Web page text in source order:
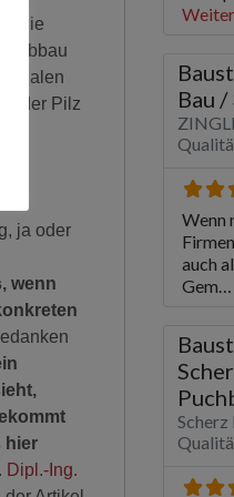
die
Abbau
idealen
der Pilz
ja oder
wenn
hier
. Dipl.-Ing.